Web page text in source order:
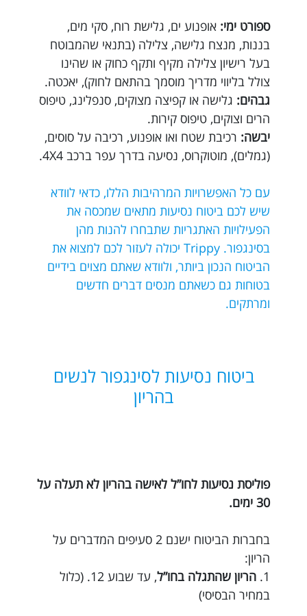
ספורט ימי: אופנוע ים, גלישת רוח, סקי מים,
בננות, מנצח גלישה, צלילה (בתנאי שהמבוטח
בעל רישיון צלילה מקיף ותקף כחוק או שהינו
צולל בליווי מדריך מוסמך בהתאם לחוק), יאכטה.
גבהים: גלישה או קפיצה מצוקים, סנפלינג, טיפוס
הרים וצוקים, טיפוס קירות.
יבשה: רכיבת שטח ואו אופנוע, רכיבה על סוסים,
(גמלים), מוטוקרוס, נסיעה בדרך עפר ברכב 4X4.
עם כל האפשרויות המרהיבות הללו, כדאי לוודא
שיש לכם ביטוח נסיעות מתאים שמכסה את
הפעילויות האתגריות שתבחרו להנות מהן
בסינגפור. Trippy יכולה לעזור לכם למצוא את
הביטוח הנכון ביותר, ולוודא שאתם מצוים בידיים
בטוחות גם כשאתם מנסים דברים חדשים
ומרתקים.
ביטוח נסיעות לסינגפור לנשים
בהריון
פוליסת נסיעות לחו”ל לאישה בהריון לא תעלה על
30 ימים.
בחברות הביטוח ישנם 2 סעיפים המדברים על
הריון:
1. הריון שהתגלה בחו”ל
, עד שבוע 12. (כלול
במחיר הבסיסי)